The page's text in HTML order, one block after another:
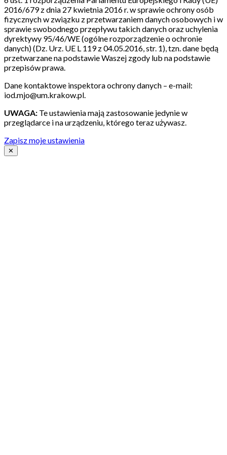
2016/679 z dnia 27 kwietnia 2016 r. w sprawie ochrony osób
fizycznych w związku z przetwarzaniem danych osobowych i w
sprawie swobodnego przepływu takich danych oraz uchylenia
dyrektywy 95/46/WE (ogólne rozporządzenie o ochronie
danych) (Dz. Urz. UE L 119 z 04.05.2016, str. 1), tzn. dane będą
przetwarzane na podstawie Waszej zgody lub na podstawie
przepisów prawa.
Dane kontaktowe inspektora ochrony danych – e-mail:
iod.mjo@um.krakow.pl.
UWAGA: Te ustawienia mają zastosowanie jedynie w
przeglądarce i na urządzeniu, którego teraz używasz.
Zapisz moje ustawienia
✕